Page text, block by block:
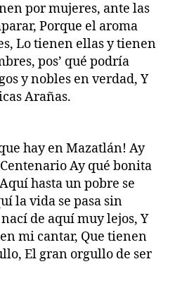
por mujeres, ante las
Porque el aroma
Lo tienen ellas y tienen
pos’ qué podría
y nobles en verdad, Y
Arañas.
hay en Mazatlán! Ay
Ay qué bonita
hasta un pobre se
la vida se pasa sin
de aquí muy lejos, Y
mi cantar, Que tienen
El gran orgullo de ser